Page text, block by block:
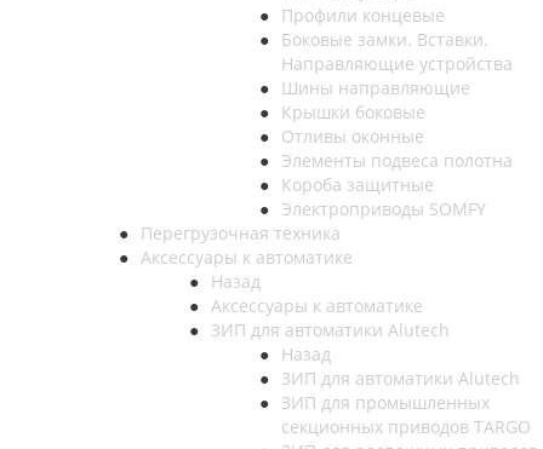
Профили концевые
Боковые замки. Вставки.
Направляющие устройства
Шины направляющие
Крышки боковые
Отливы оконные
Элементы подвеса полотна
Короба защитные
Электроприводы SOMFY
Перегрузочная техника
Аксессуары к автоматике
Назад
Аксессуары к автоматике
ЗИП для автоматики Alutech
Назад
ЗИП для автоматики Alutech
ЗИП для промышленных
секционных приводов TARGO